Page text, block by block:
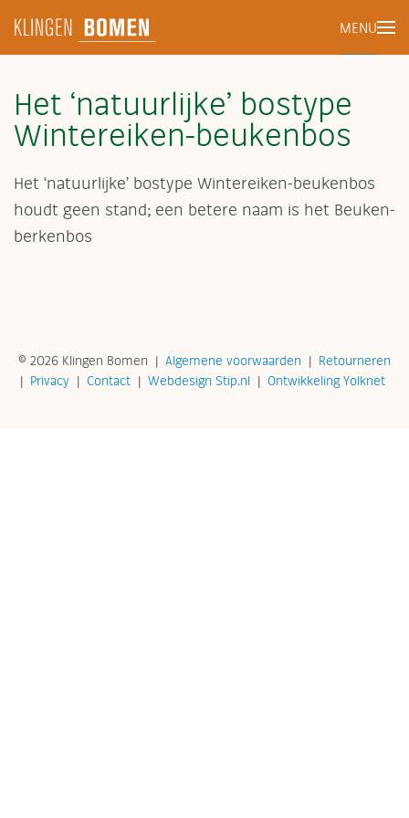
Terug naar hoofdinhoud
MENU
Het ‘natuurlijke’ bostype
Wintereiken-beukenbos
Het ‘natuurlijke’ bostype Wintereiken-beukenbos
houdt geen stand; een betere naam is het Beuken-
berkenbos
© 2026 Klingen Bomen Algemene voorwaarden
Retourneren
Privacy Contact Webdesign Stip.nl Ontwikkeling Yolknet